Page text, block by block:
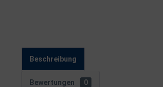
Beschreibung
Bewertungen 0